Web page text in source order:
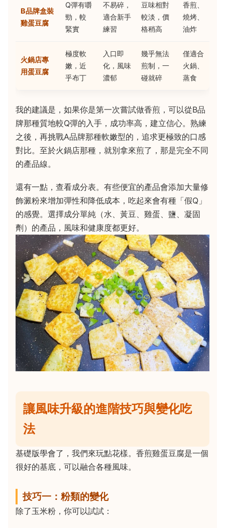
B品牌盒裝
雞蛋豆腐
Q彈有嚼
勁，較
緊實
不易碎，
適合新手
練習
豆味相對
較淡，價
格稍高
香煎、
燒烤、
油炸
火鍋店專
用蛋豆腐
極度軟
嫩，近
乎布丁
入口即
化，風味
濃郁
幾乎無法
煎制，一
碰就碎
僅適合
火鍋、
蒸食
我的建議是，如果你是第一次嘗試做香煎，可以從B品
牌那種質地較Q彈的入手，成功率高，建立信心。熟練
之後，再挑戰A品牌那種軟嫩型的，追求更極致的口感
對比。至於火鍋店那種，就別拿來煎了，那是完全不同
的產品線。
還有一點，查看成分表。有些便宜的產品會添加大量修
飾澱粉來增加彈性和降低成本，吃起來會有種「假Q」
的感覺。選擇成分單純（水、黃豆、雞蛋、鹽、凝固
劑）的產品，風味和健康度都更好。
讓風味升級的進階技巧與變化吃
法
基礎版學會了，我們來玩點花樣。香煎雞蛋豆腐是一個
很好的基底，可以融合各種風味。
技巧一：粉類的變化
除了玉米粉，你可以試試：